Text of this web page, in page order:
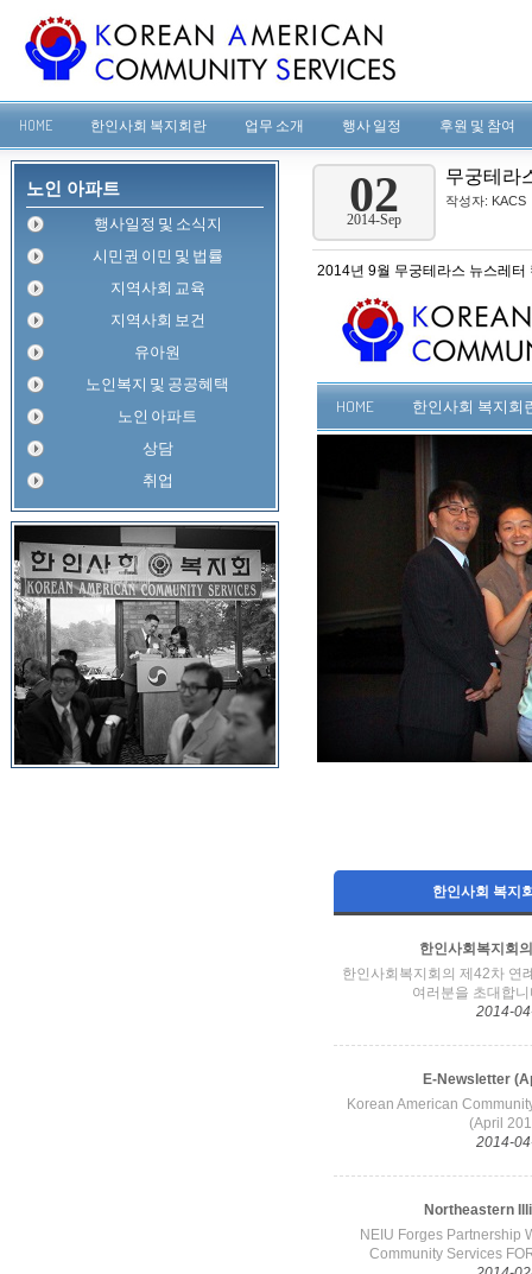
HOME 한인사회 복지회란 업무 소개 행사 일정 후원 및 참여
노인 아파트
행사일정 및 소식지
시민권 이민 및 법률
지역사회 교육
지역사회 보건
유아원
노인복지 및 공공혜택
노인 아파트
상담
취업
02
2014-Sep
무궁테라
작성자: KACS
2014년 9월 무궁테라스 뉴스레터